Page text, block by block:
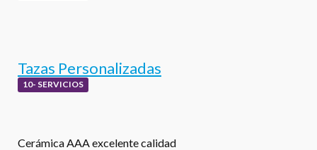
Tazas Personalizadas
10- SERVICIOS
Cerámica AAA excelente calidad